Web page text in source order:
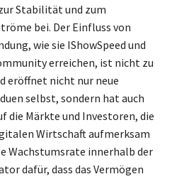
Stabilität und zum
bei. Der Einfluss von
wie sie IShowSpeed und
erreichen, ist nicht zu
eröffnet nicht nur neue
selbst, sondern hat auch
die Märkte und Investoren, die
Wirtschaft aufmerksam
Wachstumsrate innerhalb der
dafür, dass das Vermögen